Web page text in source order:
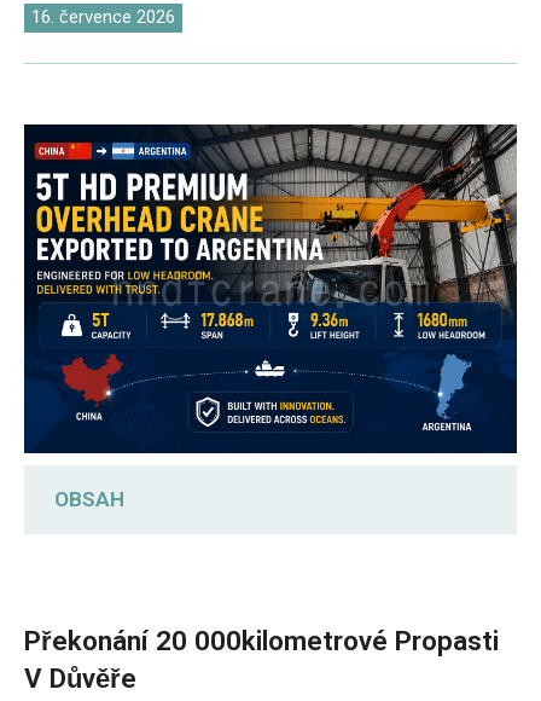
16. července 2026
OBSAH
Navigace ve 4 kritických omezeních v
projektech jeřábů na míru
Překonání 20 000kilometrové Propasti
V Důvěře